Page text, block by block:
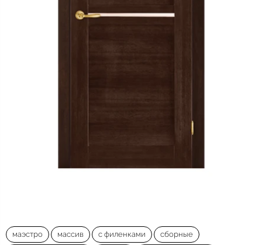
маэстро массив с филенками сборные